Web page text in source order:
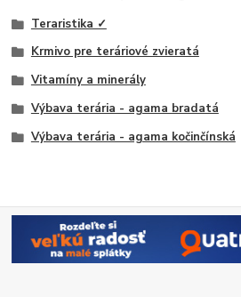
Teraristika ✓
Krmivo pre teráriové zvieratá
Vitamíny a minerály
Výbava terária - agama bradatá
Výbava terária - agama kočinčínská